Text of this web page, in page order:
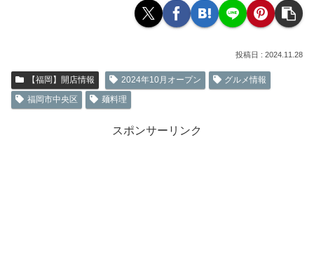
2024.11.28
【福岡】開店情報 2024年10月オープン
グルメ情報
福岡市中央区
麺料理
スポンサーリンク